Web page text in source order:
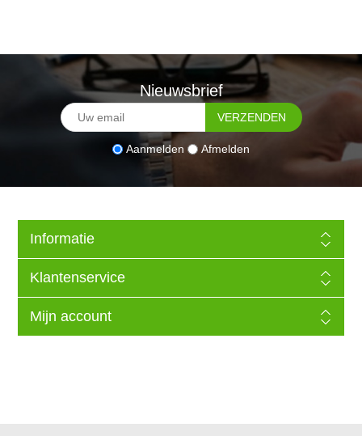
Nieuwsbrief
Aanmelden Afmelden
Informatie
Klantenservice
Mijn account